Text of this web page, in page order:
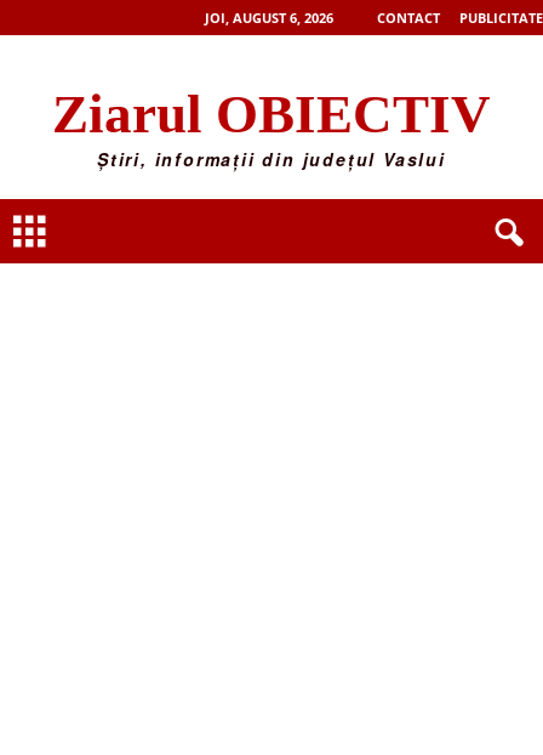
JOI, AUGUST 6, 2026 CONTACT PUBLICITATE
Ziarul OBIECTIV
Știri, informații din județul Vaslui